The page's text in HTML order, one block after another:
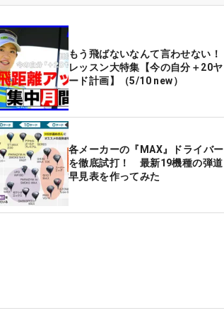
もう飛ばないなんて言わせない！
レッスン大特集【今の自分＋20ヤ
ード計画】（5/10 new）
各メーカーの『MAX』ドライバー
を徹底試打！ 最新19機種の弾道
早見表を作ってみた